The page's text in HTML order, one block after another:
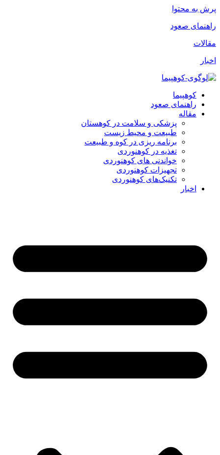
پرش به محتوا
راهنمای صعود
مقالات
اخبار
کوهپیما
راهنمای صعود
مقاله
پزشکی و سلامت در کوهستان
طبیعت و محیط زیست
برنامه ریزی در کوه و طبیعت
تغذیه در کوهنوردی
خواندنی های کوهنوردی
تجهیزات کوهنوردی
تکنیک‌های کوهنوردی
اخبار